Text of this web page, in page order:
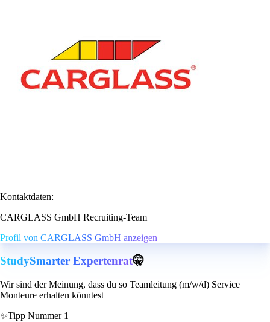
Kontaktdaten:
CARGLASS GmbH Recruiting-Team
Profil von CARGLASS GmbH anzeigen
StudySmarter Expertenrat🤫
Wir sind der Meinung, dass du so Teamleitung (m/w/d) Service
Monteure erhalten könntest
✨Tipp Nummer 1